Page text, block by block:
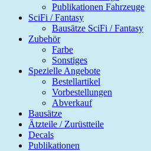
Publikationen Fahrzeuge
SciFi / Fantasy
Bausätze SciFi / Fantasy
Zubehör
Farbe
Sonstiges
Spezielle Angebote
Bestellartikel
Vorbestellungen
Abverkauf
Bausätze
Ätzteile / Zurüstteile
Decals
Publikationen